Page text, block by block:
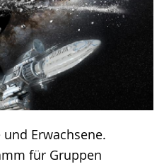
Erwachsene.
für Gruppen